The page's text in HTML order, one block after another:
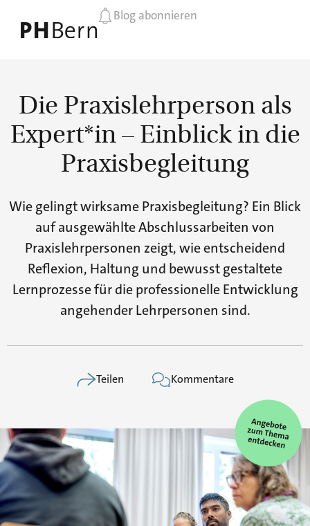
Blog abonnieren
Die Praxislehrperson als
Expert*in – Einblick in die
Praxisbegleitung
Wie gelingt wirksame Praxisbegleitung? Ein Blick
auf ausgewählte Abschlussarbeiten von
Praxislehrpersonen zeigt, wie entscheidend
Reflexion, Haltung und bewusst gestaltete
Lernprozesse für die professionelle Entwicklung
angehender Lehrpersonen sind.
Teilen Kommentare